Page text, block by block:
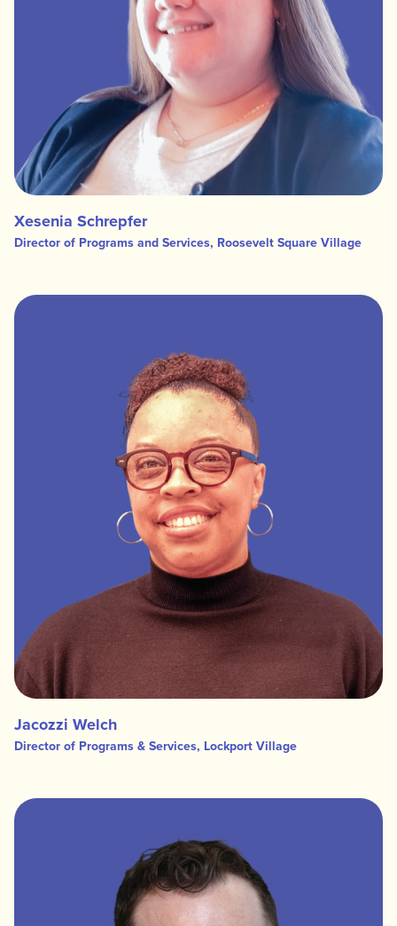
Xesenia Schrepfer
Director of Programs and Services, Roosevelt Square Village
Jacozzi Welch
Director of Programs & Services, Lockport Village